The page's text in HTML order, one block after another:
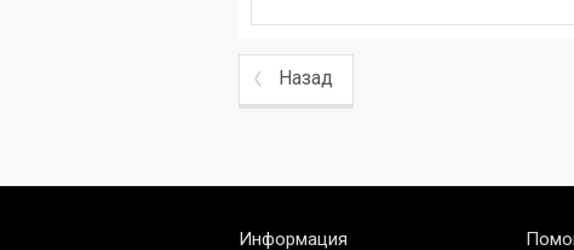
Назад
Информация